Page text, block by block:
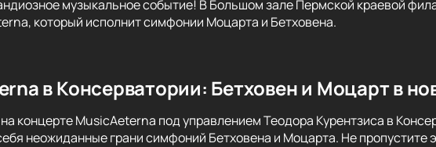
музыкальное событие! В Большом зале Пермской краевой
который исполнит симфонии Моцарта и Бетховена.
в Консерватории: Бетховен и Моцарт в
концерте MusicAeterna под управлением Теодора Курентзиса в
неожиданные грани симфоний Бетховена и Моцарта. Не пропустите